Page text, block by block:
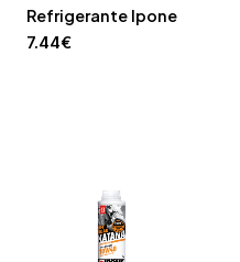
Refrigerante Ipone
7.44€